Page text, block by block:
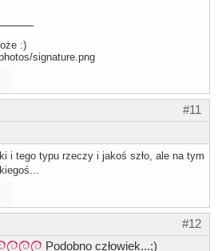
:)
#11
i tego typu rzeczy i jakoś szło, ale na tym
#12
Podobno człowiek...;)